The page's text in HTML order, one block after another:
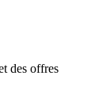
des offres